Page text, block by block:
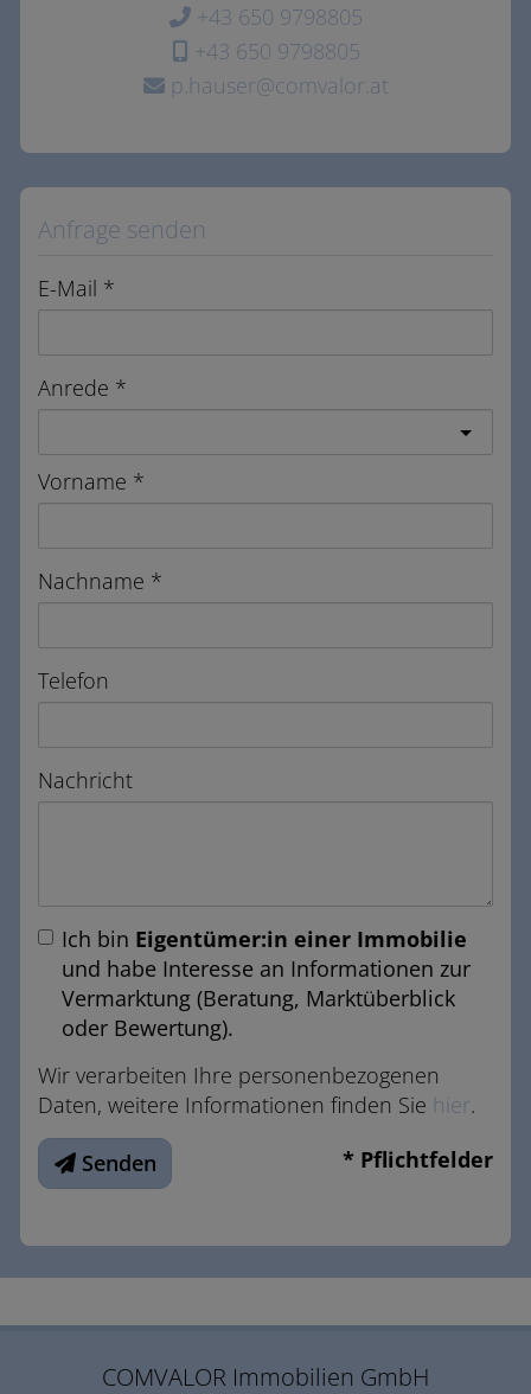
+43 650 9798805
+43 650 9798805
p.hauser@comvalor.at
Anfrage senden
E-Mail
Anrede
Vorname
Nachname
Telefon
Nachricht
Ich bin Eigentümer:in einer Immobilie
und habe Interesse an Informationen zur
Vermarktung (Beratung, Marktüberblick
oder Bewertung).
Wir verarbeiten Ihre personenbezogenen
Daten, weitere Informationen finden Sie hier.
Senden * Pflichtfelder
COMVALOR Immobilien GmbH